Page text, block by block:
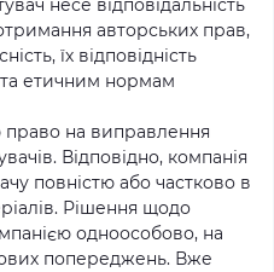
несе відповідальність
авторських прав,
їх відповідність
етичним нормам
право на виправлення
Відповідно, компанія
повністю або частково в
Рішення щодо
одноособово, на
попереджень. Вже